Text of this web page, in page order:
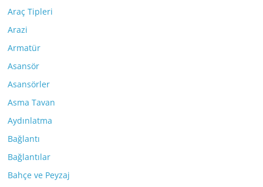
Araç Tipleri
Arazi
Armatür
Asansör
Asansörler
Asma Tavan
Aydınlatma
Bağlantı
Bağlantılar
Bahçe ve Peyzaj